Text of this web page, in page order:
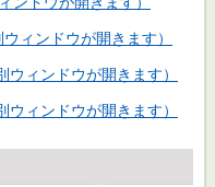
ィンドウが開きます）
ィンドウが開きます）
ィンドウが開きます）